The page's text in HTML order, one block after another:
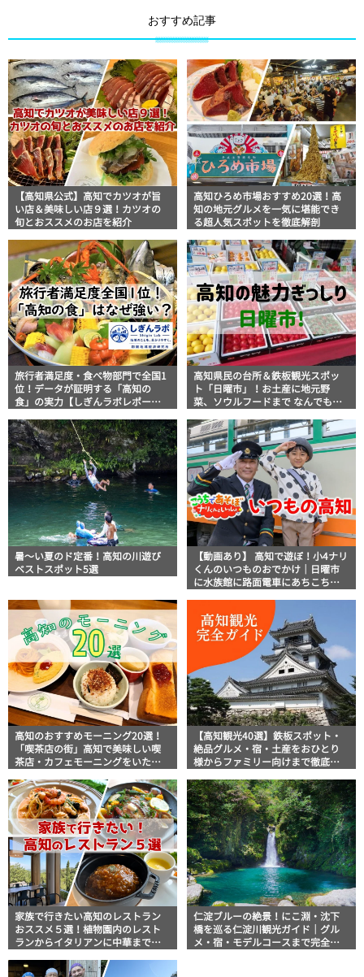
おすすめ記事
【高知県公式】高知でカツオが旨
い店＆美味しい店９選！カツオの
旬とおススメのお店を紹介
高知ひろめ市場おすすめ20選！高
知の地元グルメを一気に堪能でき
る超人気スポットを徹底解剖
旅行者満足度・食べ物部門で全国1
位！データが証明する「高知の
食」の実力【しぎんラボレポー
高知県民の台所＆鉄板観光スポッ
ト「日曜市」！お土産に地元野
菜、ソウルフードまで なんでもそ
説！
暑～い夏のド定番！高知の川遊び
ベストスポット5選
【動画あり】 高知で遊ぼ！小4ナリ
くんのいつものおでかけ｜日曜市
に水族館に路面電車にあちこち巡
高知のおすすめモーニング20選！
「喫茶店の街」高知で美味しい喫
茶店・カフェモーニングをいただ
【高知観光40選】鉄板スポット・
絶品グルメ・宿・土産をおひとり
様からファミリー向けまで徹底解
家族で行きたい高知のレストラン
おススメ５選！植物園内のレスト
ランからイタリアンに中華まで楽
仁淀ブルーの絶景！にこ淵・沈下
橋を巡る仁淀川観光ガイド｜グル
メ・宿・モデルコースまで完全網